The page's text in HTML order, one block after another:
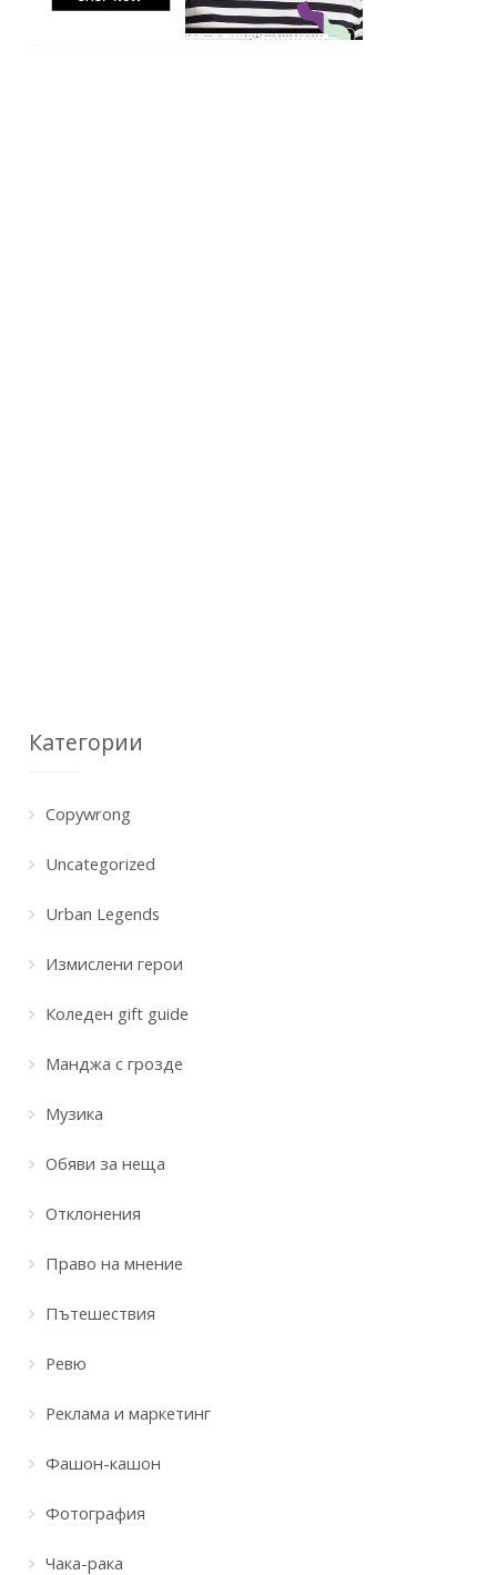
Категории
Copywrong
Uncategorized
Urban Legends
Измислени герои
Коледен gift guide
Манджа с грозде
Музика
Обяви за неща
Отклонения
Право на мнение
Пътешествия
Ревю
Реклама и маркетинг
Фашон-кашон
Фотография
Чака-рака